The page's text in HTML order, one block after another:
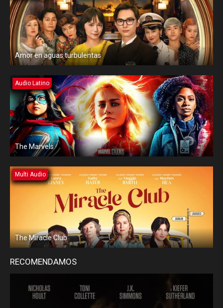
Amor en aguas turbulentas
Audio Latino
The Marvels
Multi Audio
The Miracle Club
RECOMENDAMOS